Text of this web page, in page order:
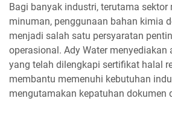
Bagi banyak industri, terutama sektor
minuman, penggunaan bahan kimia
menjadi salah satu persyaratan
operasional. Ady Water
yang telah dilengkapi sertifikat halal
membantu memenuhi kebutuhan
mengutamakan kepatuhan dokumen